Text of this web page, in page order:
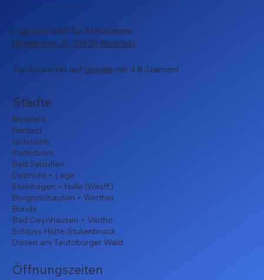
Lageranschrift für Abholungen
Mönkeweg 25, 33659 Bielefeld
Top bewertet auf Google mit 4,8 Sternen!
Städte
Bielefeld
Herford
Gütersloh
Paderborn
Bad Salzuflen
Detmold + Lage
Steinhagen + Halle (Westf.)
Borgholzhausen + Werther
Bünde
Bad Oeynhausen + Vlotho
Schloss Holte-Stukenbrock
Dissen am Teutoburger Wald
Öffnungszeiten